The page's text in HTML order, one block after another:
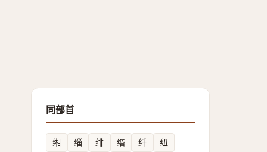
同部首
缃 缁 绯 缗 纤
纽